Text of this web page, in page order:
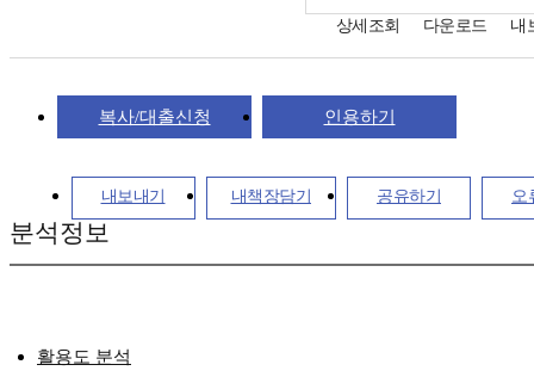
상세조회 다운로드 내
복사/대출신청 인용하기
내보내기 내책장담기 공유하기 오
분석정보
활용도 분석